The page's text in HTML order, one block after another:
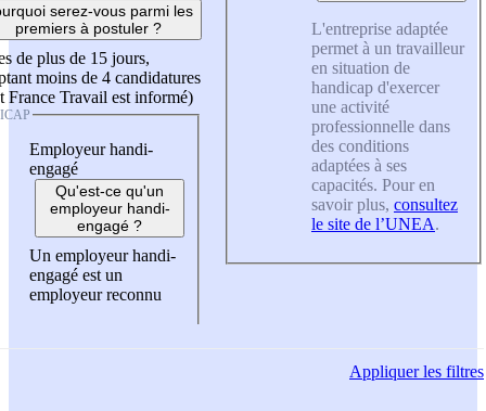
serez-vous parmi les
premiers à postuler ?
de plus de 15 jours,
moins de 4 candidatures
France Travail est informé)
Employeur handi-
engagé
Qu'est-ce qu'un
employeur handi-
engagé ?
Un employeur handi-
engagé est un
employeur reconnu
L'entreprise adaptée
permet à un travailleur
en situation de
handicap d'exercer
une activité
professionnelle dans
des conditions
adaptées à ses
capacités. Pour en
savoir plus, consultez
le site de l’UNEA.
Appliquerles filtres